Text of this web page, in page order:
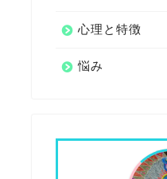
心理と特徴
悩み